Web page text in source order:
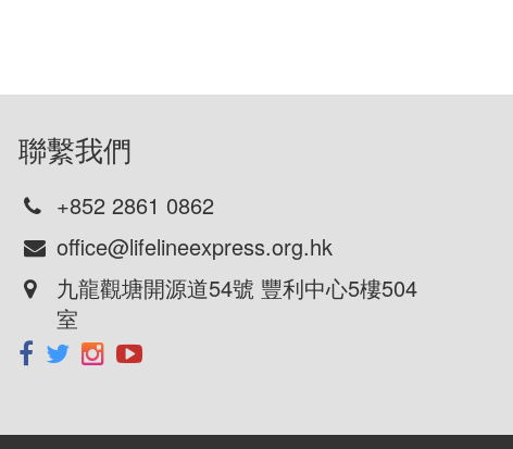
聯繫我們
+852 2861 0862
office@lifelineexpress.org.hk
九龍觀塘開源道54號 豐利中心5樓504
室